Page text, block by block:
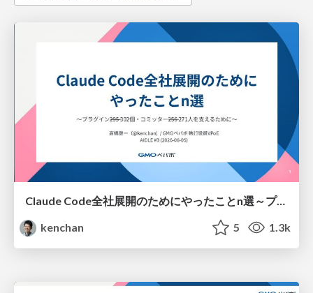
Claude Code全社展開のためにやったことn選～プラグイン302個・コミッター271人を支えるために～
kenchan
5 1.3k